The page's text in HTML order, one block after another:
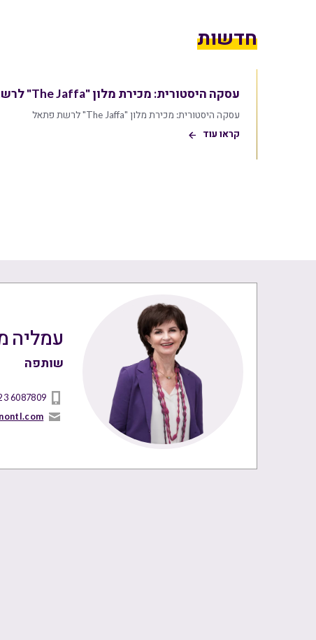
חדשות
עסקה היסטורית: מכירת מלון "The Jaffa" לרשת פתאל
עסקה היסטורית: מכירת מלון "The Jaffa" לרשת פתאל
קראו עוד
עמליה
שותפה
3 6087809